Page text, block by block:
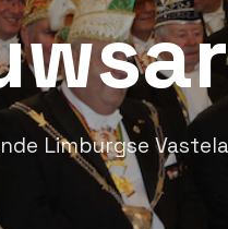
Limburgse